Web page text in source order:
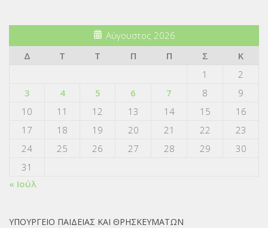
Αύγουστος 2026
Δ
Τ Τ Π Π Σ
Κ
1
2
3
4 5 6 7 8
9
10
11 12 13 14 15
16
17
18 19 20 21 22
23
24
25 26 27 28 29
30
31
« Ιούλ
ΥΠΟΥΡΓΕΙΟ ΠΑΙΔΕΙΑΣ ΚΑΙ ΘΡΗΣΚΕΥΜΑΤΩΝ